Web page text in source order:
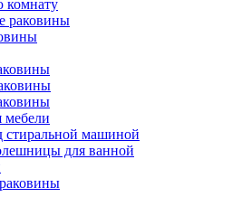
комнату
раковины
мебели
стиральной машиной
для ванной